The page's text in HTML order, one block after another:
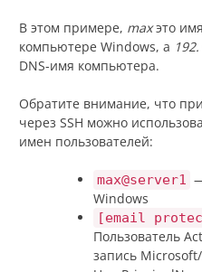
В этом примере, maxэто
компьютере Windows, а
DNS-имя компьютера.
Обратите внимание, что
через SSH можно
имен пользователей:
max@server1
Windows
[email
Пользователь
запись